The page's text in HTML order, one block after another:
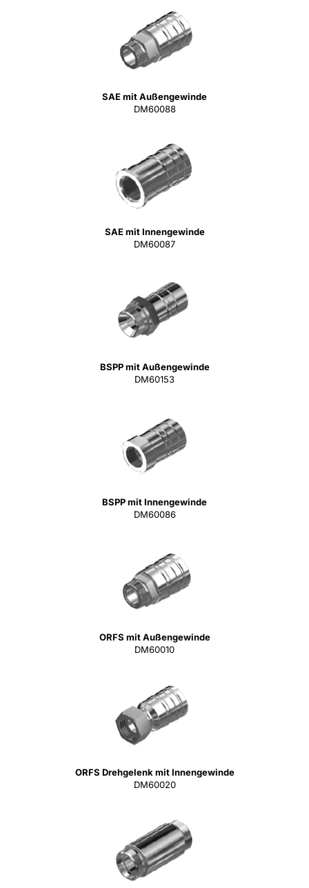
SAE mit Außengewinde
DM60088
SAE mit Innengewinde
DM60087
BSPP mit Außengewinde
DM60153
BSPP mit Innengewinde
DM60086
ORFS mit Außengewinde
DM60010
ORFS Drehgelenk mit Innengewinde
DM60020